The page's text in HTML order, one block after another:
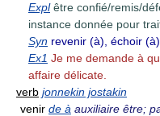
Expl être confié/remis/
instance donnée pour
Syn revenir (à), échoir (à)
Ex1 Je me demande à
affaire délicate.
verb jonnekin jostakin
venir de à auxiliaire être;